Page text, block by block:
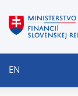
EN